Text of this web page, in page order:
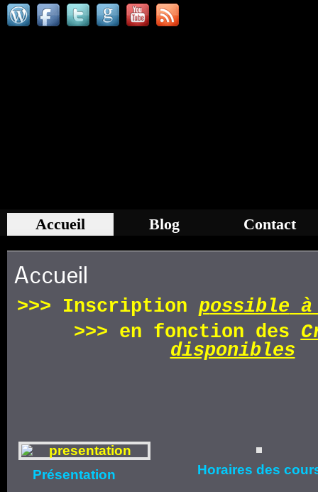
Accueil Blog Contact
Accueil
>>> Inscription possible à
>>> en fonction des
disponibles
Présentation Horaires des